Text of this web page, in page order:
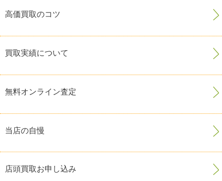
高価買取のコツ
買取実績について
無料オンライン査定
当店の自慢
店頭買取お申し込み